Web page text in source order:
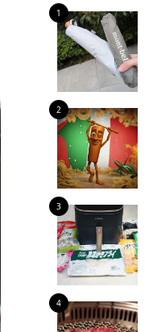
1
2
3
4